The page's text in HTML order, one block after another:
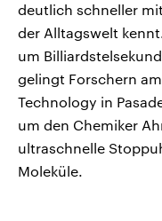
deutlich schneller
der Alltagswelt
um
gelingt Forschern
Technology in
um den Chemiker
ultraschnelle
Moleküle.